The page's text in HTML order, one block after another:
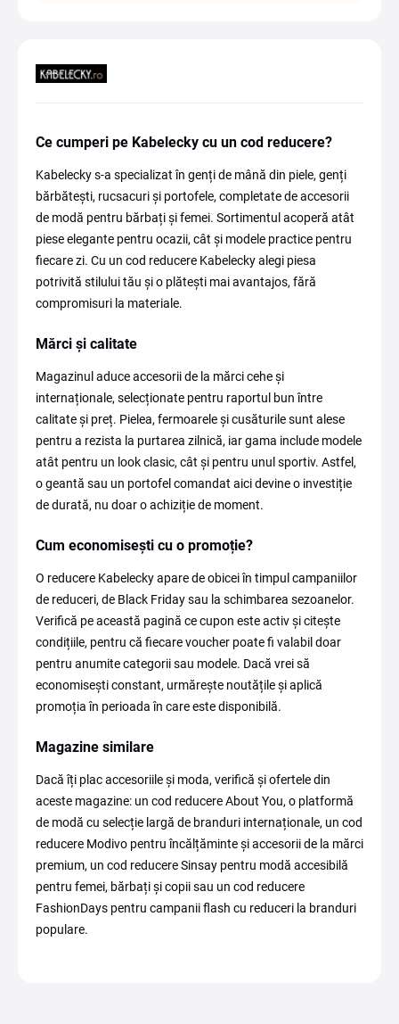
Ce cumperi pe Kabelecky cu un cod reducere?
Kabelecky s-a specializat în genți de mână din piele, genți
bărbătești, rucsacuri și portofele, completate de accesorii
de modă pentru bărbați și femei. Sortimentul acoperă atât
piese elegante pentru ocazii, cât și modele practice pentru
fiecare zi. Cu un cod reducere Kabelecky alegi piesa
potrivită stilului tău și o plătești mai avantajos, fără
compromisuri la materiale.
Mărci și calitate
Magazinul aduce accesorii de la mărci cehe și
internaționale, selecționate pentru raportul bun între
calitate și preț. Pielea, fermoarele și cusăturile sunt alese
pentru a rezista la purtarea zilnică, iar gama include modele
atât pentru un look clasic, cât și pentru unul sportiv. Astfel,
o geantă sau un portofel comandat aici devine o investiție
de durată, nu doar o achiziție de moment.
Cum economisești cu o promoție?
O reducere Kabelecky apare de obicei în timpul campaniilor
de reduceri, de Black Friday sau la schimbarea sezoanelor.
Verifică pe această pagină ce cupon este activ și citește
condițiile, pentru că fiecare voucher poate fi valabil doar
pentru anumite categorii sau modele. Dacă vrei să
economisești constant, urmărește noutățile și aplică
promoția în perioada în care este disponibilă.
Magazine similare
Dacă îți plac accesoriile și moda, verifică și ofertele din
aceste magazine: un cod reducere About You, o platformă
de modă cu selecție largă de branduri internaționale, un cod
reducere Modivo pentru încălțăminte și accesorii de la mărci
premium, un cod reducere Sinsay pentru modă accesibilă
pentru femei, bărbați și copii sau un cod reducere
FashionDays pentru campanii flash cu reduceri la branduri
populare.